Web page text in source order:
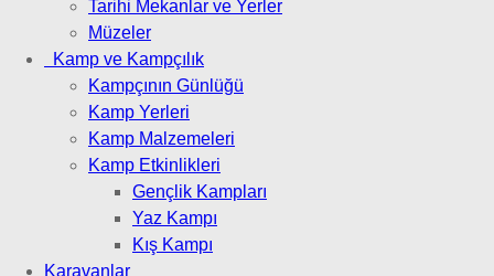
Tarihi Mekanlar ve Yerler
Müzeler
Kamp ve Kampçılık
Kampçının Günlüğü
Kamp Yerleri
Kamp Malzemeleri
Kamp Etkinlikleri
Gençlik Kampları
Yaz Kampı
Kış Kampı
Karavanlar